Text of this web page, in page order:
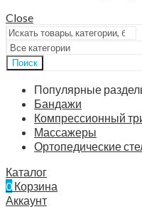
Close
Поиск
Популярные
Бандажи
Компрессионный
Массажеры
Ортопедические
Каталог
0 Корзина
Аккаунт